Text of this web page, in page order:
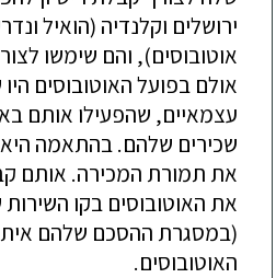
ירושלים וקלנדיה (הואיל
אוטובוסים), והם שימשו
אולם בפועל האוטובוסים
עצמאיים, שהפעילו אותם
שכירים שלהם. בהתאמה היא
את תמורת המכירה. אותם
את האוטובוסים בקו
(במסגרת ההסכם שלהם
האוטובוסים.